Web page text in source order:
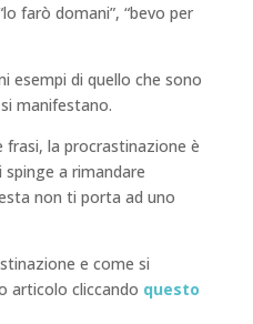
farò domani”, “bevo per
esempi di quello che sono
manifestano.
la procrastinazione è
a rimandare
non ti porta ad uno
e come si
articolo cliccando questo